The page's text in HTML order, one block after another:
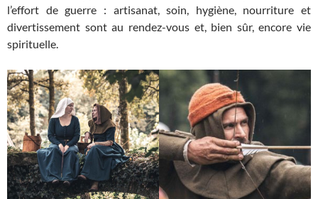
l’effort de guerre : artisanat, soin, hygiène, nourriture et
divertissement sont au rendez-vous et, bien sûr, encore vie
spirituelle.